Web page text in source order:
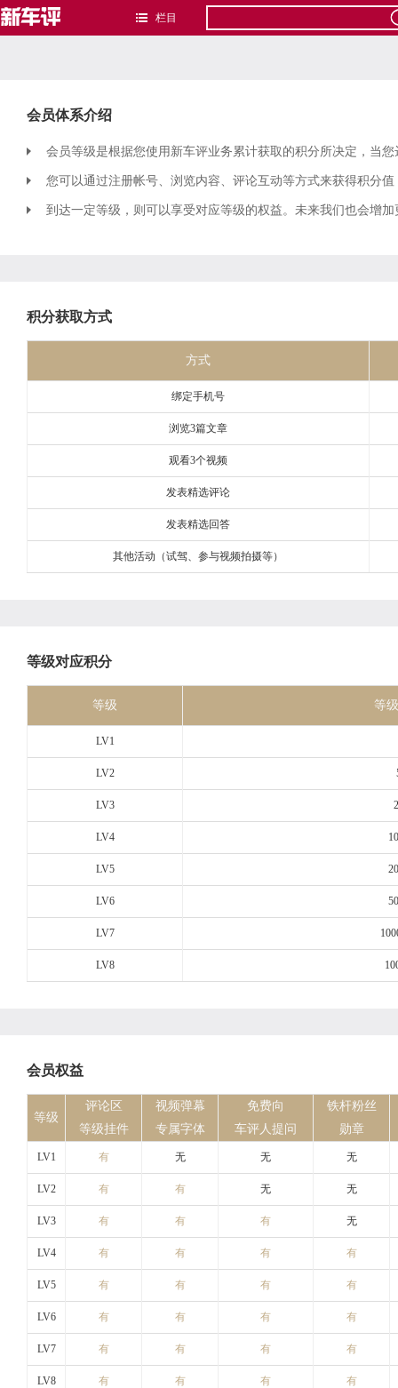
栏目
会员体系介绍
会员等级是根据您使用新车评业务累计获取的积分所决定，当
您可以通过注册帐号、浏览内容、评论互动等方式来获得积分
到达一定等级，则可以享受对应等级的权益。未来我们也会增
积分获取方式
方式
绑定手机号
浏览3篇文章
观看3个视频
发表精选评论
发表精选回答
其他活动（试驾、参与视频拍摄等）
等级对应积分
等级 等
LV1
LV2
LV3
LV4
LV5
LV6
LV7
LV8
会员权益
等级
评论区
等级挂件
视频弹幕
专属字体
免费向
车评人提问
铁杆粉丝
勋章
LV1 有 无 无 无
LV2 有 有 无 无
LV3 有 有 有 无
LV4 有 有 有 有
LV5 有 有 有 有
LV6 有 有 有 有
LV7 有 有 有 有
LV8 有 有 有 有